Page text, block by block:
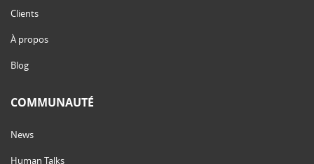
Clients
À propos
Blog
COMMUNAUTÉ
News
Human Talks